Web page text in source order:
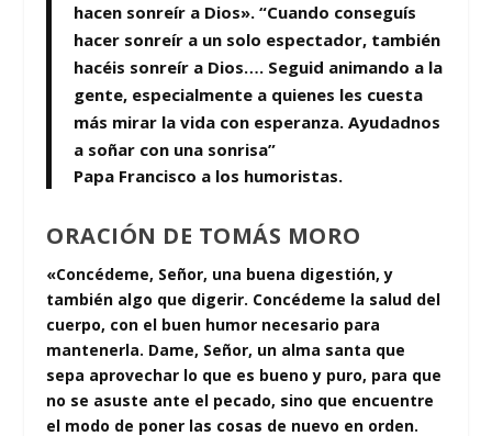
hacen sonreír a Dios». “Cuando conseguís
hacer sonreír a un solo espectador, también
hacéis sonreír a Dios…. Seguid animando a la
gente, especialmente a quienes les cuesta
más mirar la vida con esperanza. Ayudadnos
a soñar con una sonrisa”
Papa Francisco a los humoristas.
ORACIÓN DE TOMÁS MORO
«Concédeme, Señor, una buena digestión, y
también algo que digerir. Concédeme la salud del
cuerpo, con el buen humor necesario para
mantenerla. Dame, Señor, un alma santa que
sepa aprovechar lo que es bueno y puro, para que
no se asuste ante el pecado, sino que encuentre
el modo de poner las cosas de nuevo en orden.